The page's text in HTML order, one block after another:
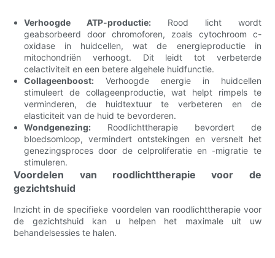
Verhoogde ATP-productie: Rood licht wordt
geabsorbeerd door chromoforen, zoals cytochroom c-
oxidase in huidcellen, wat de energieproductie in
mitochondriën verhoogt. Dit leidt tot verbeterde
celactiviteit en een betere algehele huidfunctie.
Collageenboost: Verhoogde energie in huidcellen
stimuleert de collageenproductie, wat helpt rimpels te
verminderen, de huidtextuur te verbeteren en de
elasticiteit van de huid te bevorderen.
Wondgenezing: Roodlichttherapie bevordert de
bloedsomloop, vermindert ontstekingen en versnelt het
genezingsproces door de celproliferatie en -migratie te
stimuleren.
Voordelen van roodlichttherapie voor de
gezichtshuid
Inzicht in de specifieke voordelen van roodlichttherapie voor
de gezichtshuid kan u helpen het maximale uit uw
behandelsessies te halen.